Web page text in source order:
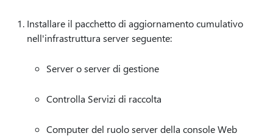
Installare il pacchetto di aggiornamento cumulativo
nell'infrastruttura server seguente:
Server o server di gestione
Controlla Servizi di raccolta
Computer del ruolo server della console Web